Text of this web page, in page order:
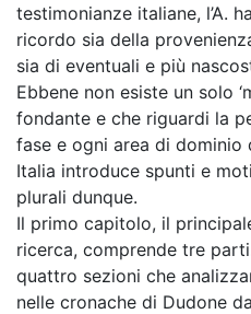
testimonianze italiane, l’A.
ricordo sia della
sia di eventuali e più
Ebbene non esiste un solo
fondante e che riguardi la
fase e ogni area di dominio
Italia introduce spunti e
plurali dunque.
Il primo capitolo, il
ricerca, comprende tre
quattro sezioni che
nelle cronache di Dudone